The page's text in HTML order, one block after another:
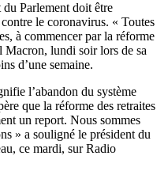
Parlement doit être
le coronavirus. « Toutes
à commencer par la réforme
Macron, lundi soir lors de sa
d’une semaine.
l’abandon du système
que la réforme des retraites
un report. Nous sommes
» a souligné le président du
ce mardi, sur Radio